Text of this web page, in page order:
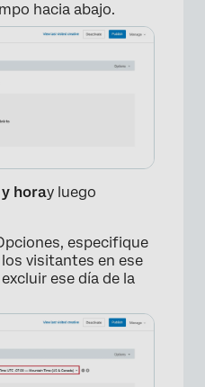
hacia abajo.
horay luego
especifique
visitantes en ese
ese día de la